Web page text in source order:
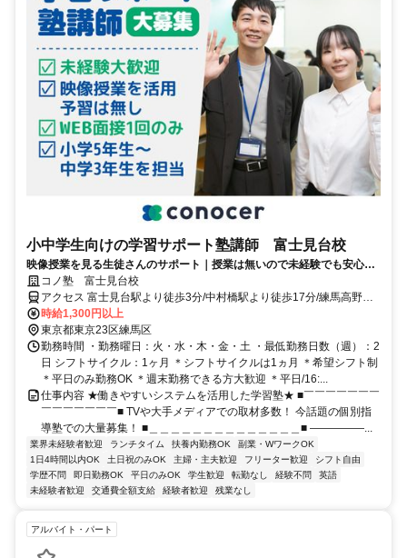
小中学生向けの学習サポート塾講師 富士見台校
映像授業を見る生徒さんのサポート｜授業は無いので未経験でも安心｜
WEB面接/1回｜週2日～OK｜履歴書不要｜応募後はフォームに1分で回
答｜1分単位で給与支給｜WワークOK｜私服勤務｜有給休暇あり｜定時
退社
コノ塾 富士見台校
アクセス 富士見台駅より徒歩3分/中村橋駅より徒歩17分/練馬高野台
駅より徒歩19分
時給1,300円以上
東京都東京23区練馬区
勤務時間 ・勤務曜日：火・水・木・金・土 ・最低勤務日数（週）：2
日 シフトサイクル：1ヶ月 ＊シフトサイクルは1ヵ月 ＊希望シフト制
＊平日のみ勤務OK ＊週末勤務できる方大歓迎 ＊平日/16:...
仕事内容 ★働きやすいシステムを活用した学習塾★ ■￣￣￣￣￣￣￣
￣￣￣￣￣￣￣■ TVや大手メディアでの取材多数！ 今話題の個別指
導塾での大量募集！ ■＿＿＿＿＿＿＿＿＿＿＿＿＿＿■ ―――――...
業界未経験者歓迎 ランチタイム 扶養内勤務OK
副業・WワークOK
1日4時間以内OK
土日祝のみOK 主婦・主夫歓迎 フリーター歓迎
シフト自由
学歴不問
即日勤務OK 平日のみOK 学生歓迎 転勤なし 経験不問
英語
未経験者歓迎
交通費全額支給 経験者歓迎 残業なし
アルバイト・パート